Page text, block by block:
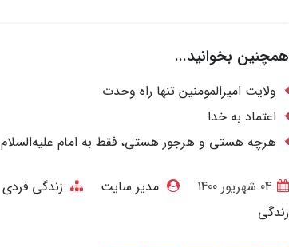
همچنین بخوانید...
ولایت امیرالمومنین تنها راه وحدت
اعتماد به خدا
هرچه هستی و هرجور هستی، فقط به امام علیه‌السلام
مدیر سایت زندگی فردی
زندگی